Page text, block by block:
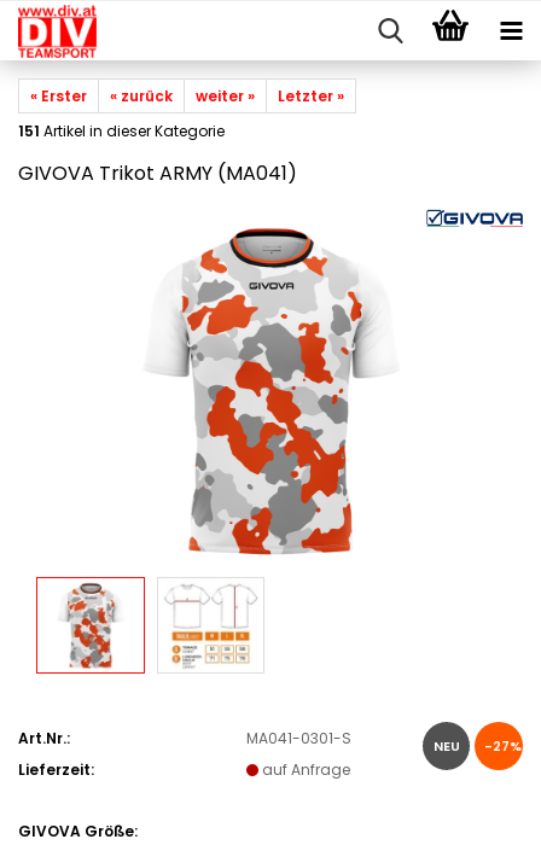
« Erster « zurück weiter »
Letzter »
151 Artikel in dieser Kategorie
GIVOVA Trikot ARMY (MA041)
NEU -27%
Art.Nr.:
MA041-0301-S
Lieferzeit:
auf Anfrage
GIVOVA Größe: